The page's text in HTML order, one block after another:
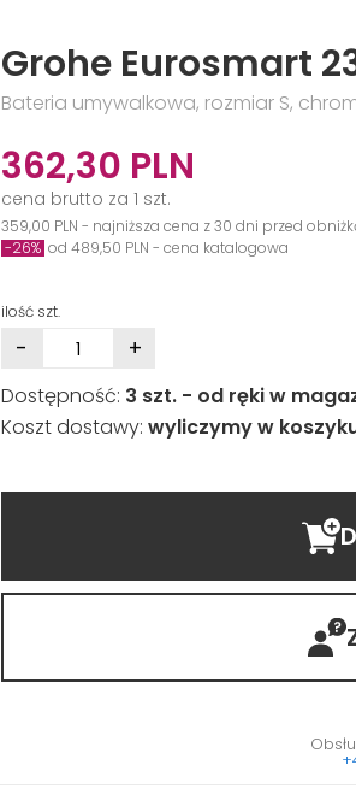
Grohe Eurosmart
Bateria umywalkowa, rozmiar S,
362,30 PLN
cena brutto za 1 szt.
359,00 PLN - najniższa cena z 30 dni przed
-26% od 489,50 PLN - cena katalogowa
ilość szt.
- +
Dostępność: 3 szt. - od ręki w
Koszt dostawy: wyliczymy w